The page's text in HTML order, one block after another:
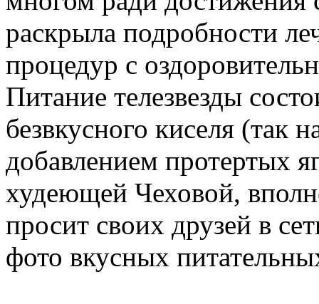
раскрыла подробности
процедур с
Питание телезвезды
безвкусного киселя
добавлением протертых
худеющей Чеховой,
просит своих друзей в
фото вкусных